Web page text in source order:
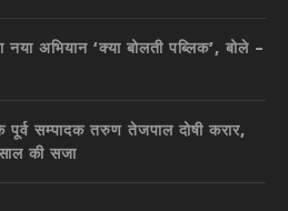
अभियान ‘क्या बोलती पब्लिक’, बोले –
सम्पादक तरुण तेजपाल दोषी करार,
की सजा